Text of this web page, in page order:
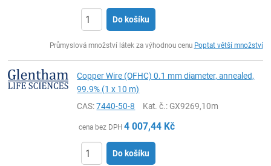
Do košíku
Průmyslová množství látek za výhodnou cenu Poptat větší množství
Copper Wire (OFHC) 0.1 mm diameter, annealed,
99.9% (1 x 10 m)
CAS:7440-50-8 Kat. č.: GX9269,10m
cena bez DPH 4 007,44 Kč
Do košíku